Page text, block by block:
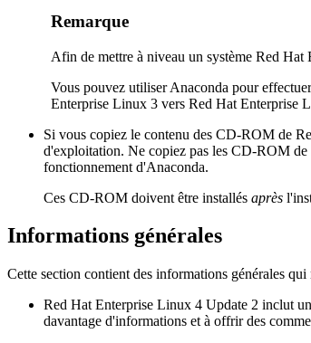
Remarque
Afin de mettre à niveau un système Red
Vous pouvez utiliser Anaconda pour
Enterprise Linux 3 vers Red Hat Enterprise
Si vous copiez le contenu des CD-ROM de
d'exploitation. Ne copiez pas les CD-ROM de
fonctionnement d'Anaconda.
Ces CD-ROM doivent être installés après
Informations générales
Cette section contient des informations générales
Red Hat Enterprise Linux 4 Update 2 inclut
davantage d'informations et à offrir des